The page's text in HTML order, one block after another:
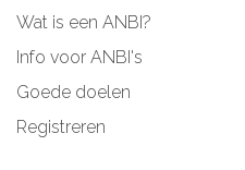
Wat is een ANBI?
Info voor ANBI's
Goede doelen
Registreren